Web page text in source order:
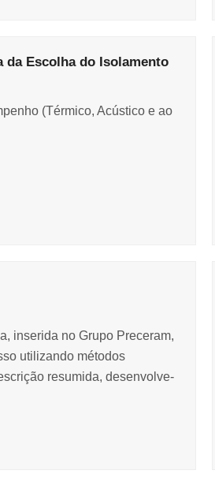
da Escolha do Isolamento
(Térmico, Acústico e ao
inserida no Grupo Preceram,
utilizando métodos
resumida, desenvolve-